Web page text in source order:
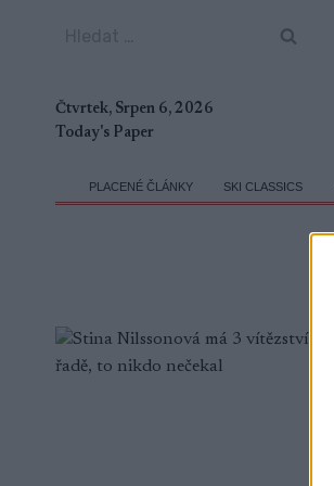
Čtvrtek, Srpen 6, 2026
Today's Paper
PLACENÉ ČLÁNKY SKI CLASSICS